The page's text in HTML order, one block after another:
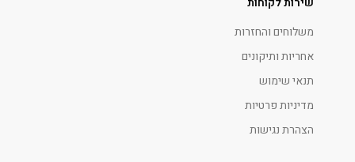
משלוחים והחזרות
אחריות ותיקונים
תנאי שימוש
מדיניות פרטיות
הצהרת נגישות